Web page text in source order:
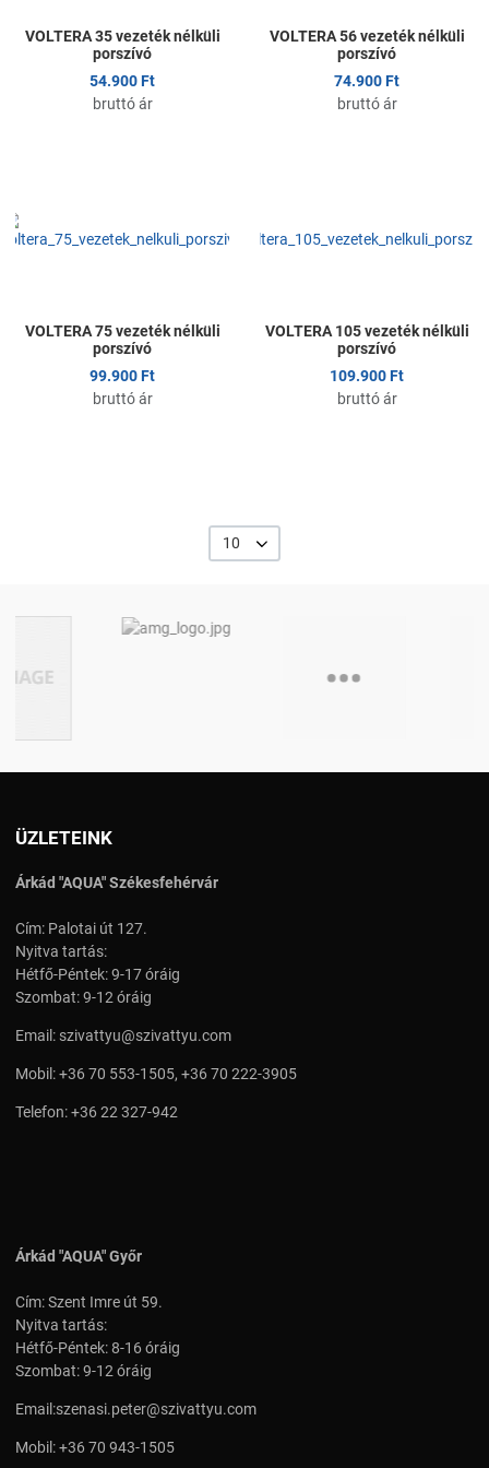
VOLTERA 35 vezeték nélküli
porszívó
54.900 Ft
bruttó ár
VOLTERA 56 vezeték nélküli
porszívó
74.900 Ft
bruttó ár
VOLTERA 75 vezeték nélküli
porszívó
99.900 Ft
bruttó ár
VOLTERA 105 vezeték nélküli
porszívó
109.900 Ft
bruttó ár
10
ÜZLETEINK
Árkád "AQUA" Székesfehérvár
Cím: Palotai út 127.
Nyitva tartás:
Hétfő-Péntek: 9-17 óráig
Szombat: 9-12 óráig
Email: szivattyu@szivattyu.com
Mobil:+36 70 553-1505, +36 70 222-3905
Telefon:+36 22 327-942
Árkád "AQUA" Győr
Cím: Szent Imre út 59.
Nyitva tartás:
Hétfő-Péntek: 8-16 óráig
Szombat: 9-12 óráig
Email:szenasi.peter@szivattyu.com
Mobil:+36 70 943-1505